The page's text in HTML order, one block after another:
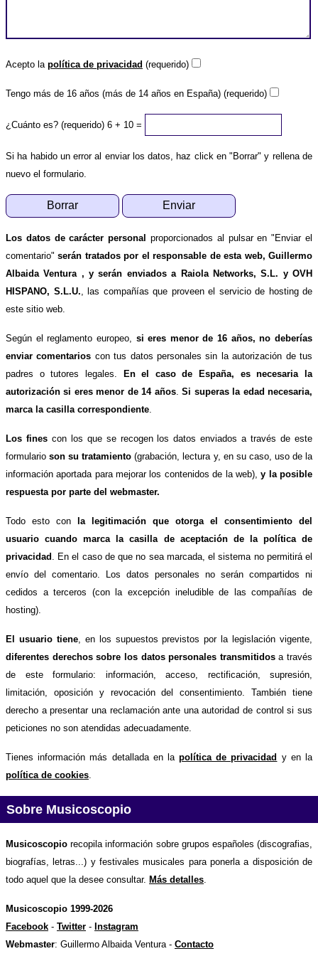
Acepto la política de privacidad (requerido)
Tengo más de 16 años (más de 14 años en España) (requerido)
¿Cuánto es? (requerido) 6 + 10 =
Si ha habido un error al enviar los datos, haz click en "Borrar" y rellena de
nuevo el formulario.
Los datos de carácter personal
proporcionados al pulsar en "Enviar el
comentario"serán tratados por el responsable de esta web, Guillermo
Albaida Ventura , y serán enviados a Raiola Networks, S.L. y OVH
HISPANO, S.L.U. , las compañías que proveen el servicio de hosting de
este sitio web.
Según el reglamento europeo, si eres menor de 16 años, no deberías
enviar comentarios con tus datos personales sin la autorización de tus
padres o tutores legales.
En el caso de España, es necesaria la
autorización si eres menor de 14 años.Si superas la edad necesaria,
marca la casilla correspondiente
Los finescon los que se recogen los datos enviados a través de este
formularioson su tratamiento (grabación, lectura y, en su caso, uso de la
información aportada para mejorar los contenidos de la web),y la posible
respuesta por parte del webmaster.
Todo esto con
la legitimación que otorga el consentimiento del
usuario cuando marca la casilla de aceptación de la política de
privacidad
. En el caso de que no sea marcada, el sistema no permitirá el
envío del comentario. Los datos personales no serán compartidos ni
cedidos a terceros (con la excepción ineludible de las compañías de
hosting).
El usuario tiene, en los supuestos previstos por la legislación vigente,
diferentes derechos sobre los datos personales transmitidosa través
de este formulario: información, acceso, rectificación, supresión,
limitación, oposición y revocación del consentimiento. También tiene
derecho a presentar una reclamación ante una autoridad de control si sus
peticiones no son atendidas adecuadamente.
Tienes información más detallada en lapolítica de privacidad y en la
política de cookies
Sobre Musicoscopio
Musicoscopio recopila información sobre grupos españoles (discografias,
biografías, letras...) y festivales musicales para ponerla a disposición de
todo aquel que la desee consultar. Más detalles.
Musicoscopio 1999-2026
Facebook - Twitter - Instagram
Webmaster: Guillermo Albaida Ventura - Contacto